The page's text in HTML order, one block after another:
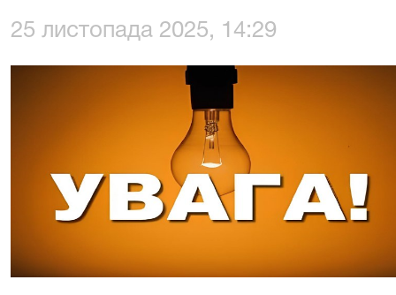
25 листопада 2025, 14:29